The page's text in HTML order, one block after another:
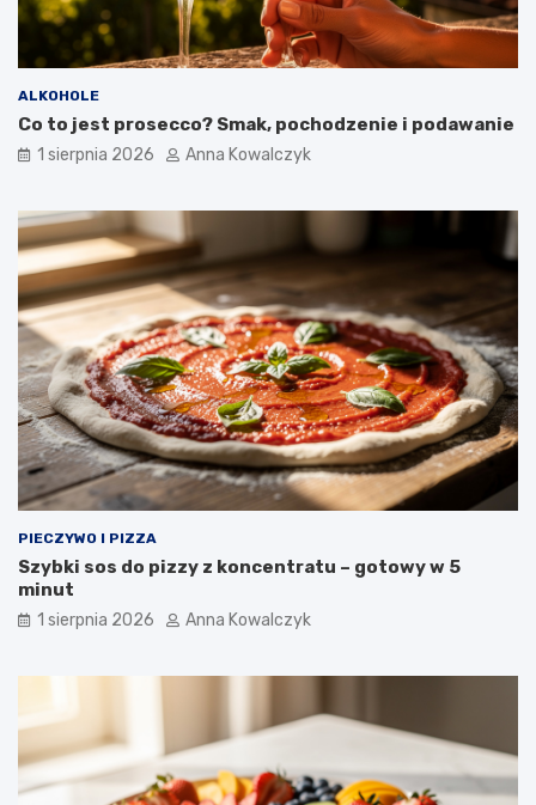
ALKOHOLE
Co to jest prosecco? Smak, pochodzenie i podawanie
1 sierpnia 2026 Anna Kowalczyk
PIECZYWO I PIZZA
Szybki sos do pizzy z koncentratu – gotowy w 5
minut
1 sierpnia 2026 Anna Kowalczyk